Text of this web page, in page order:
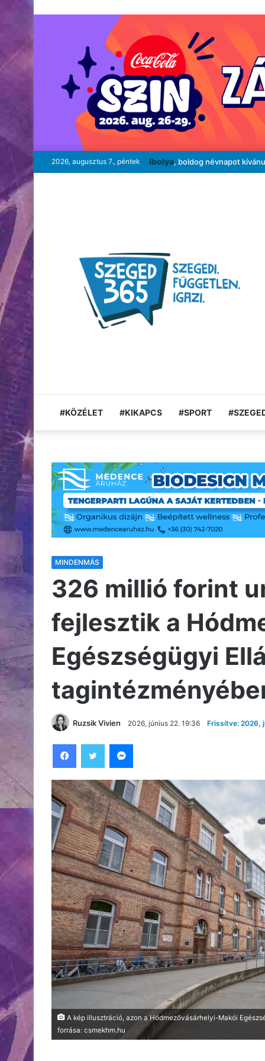
2026, augusztus 7., péntek Ibolya, boldog névnapot
#KÖZÉLET #KIKAPCS #SPORT
MINDENMÁS
326 millió forint
fejlesztik a
Egészségügyi
Ruzsik Vivien 2026, június 22. 19:36 Frissítve: 2026,
A kép illusztráció, azon a Hódmezővásárhelyi-Makói
forrása: csmekhm.hu